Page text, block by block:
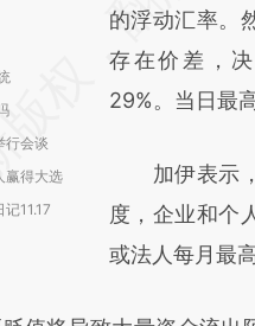
行会谈
赢得大选
11.17
(https://
成，可能与原
新观点和立场
的浮动汇率。
存在价差，
29%。当日最
加伊表示，
度，企业和个
或法人每月最